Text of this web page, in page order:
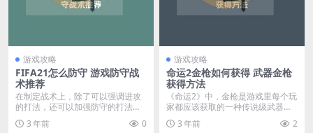
游戏攻略
FIFA21怎么防守 游戏防守战
术推荐
在制定战术上，除了可以强调进攻
的打法，还可以加强防守的打法，
有时候防守也会变得非...
3 年前 0
游戏攻略
命运2金枪如何获得 武器金枪
获得方法
《命运2》中，金枪是游戏里每个玩
家都应该获取的一种传说级武器，
想要让战力与装等飙...
3 年前 2